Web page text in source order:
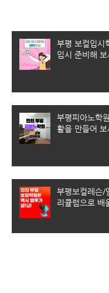
부평 보컬입시
입시 준비해
부평피아노학
활을 만들어 보
부평보컬레슨/
리큘럼으로 배